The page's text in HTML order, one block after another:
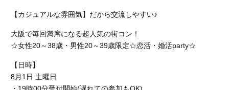
【カジュアルな雰囲気】だから交流しやすい♪
大阪で毎回満席になる超人気の街コン！
☆女性20～38歳・男性20～39歳限定☆恋活・婚活party☆
【日時】
8月1日 土曜日